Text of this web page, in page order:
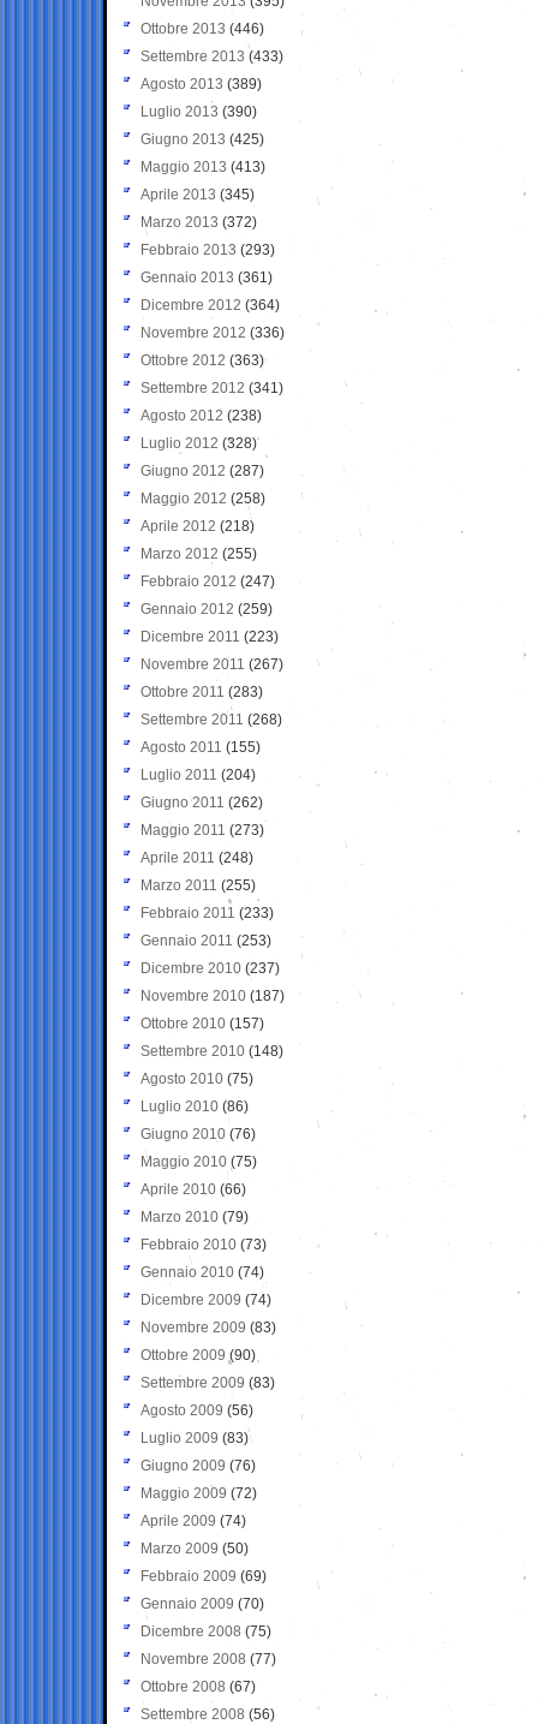
Ottobre 2013 (446)
Settembre 2013 (433)
Agosto 2013 (389)
Luglio 2013 (390)
Giugno 2013 (425)
Maggio 2013 (413)
Aprile 2013 (345)
Marzo 2013 (372)
Febbraio 2013 (293)
Gennaio 2013 (361)
Dicembre 2012 (364)
Novembre 2012 (336)
Ottobre 2012 (363)
Settembre 2012 (341)
Agosto 2012 (238)
Luglio 2012 (328)
Giugno 2012 (287)
Maggio 2012 (258)
Aprile 2012 (218)
Marzo 2012 (255)
Febbraio 2012 (247)
Gennaio 2012 (259)
Dicembre 2011 (223)
Novembre 2011 (267)
Ottobre 2011 (283)
Settembre 2011 (268)
Agosto 2011 (155)
Luglio 2011 (204)
Giugno 2011 (262)
Maggio 2011 (273)
Aprile 2011 (248)
Marzo 2011 (255)
Febbraio 2011 (233)
Gennaio 2011 (253)
Dicembre 2010 (237)
Novembre 2010 (187)
Ottobre 2010 (157)
Settembre 2010 (148)
Agosto 2010 (75)
Luglio 2010 (86)
Giugno 2010 (76)
Maggio 2010 (75)
Aprile 2010 (66)
Marzo 2010 (79)
Febbraio 2010 (73)
Gennaio 2010 (74)
Dicembre 2009 (74)
Novembre 2009 (83)
Ottobre 2009 (90)
Settembre 2009 (83)
Agosto 2009 (56)
Luglio 2009 (83)
Giugno 2009 (76)
Maggio 2009 (72)
Aprile 2009 (74)
Marzo 2009 (50)
Febbraio 2009 (69)
Gennaio 2009 (70)
Dicembre 2008 (75)
Novembre 2008 (77)
Ottobre 2008 (67)
Settembre 2008 (56)